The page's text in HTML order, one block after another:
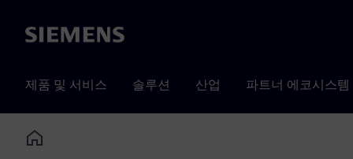
Siemens
제품 및 서비스 솔루션 산업 파트너 에코시스템
Home